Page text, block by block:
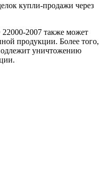
купли-продажи через
2007 также может
продукции. Более того,
уничтожению